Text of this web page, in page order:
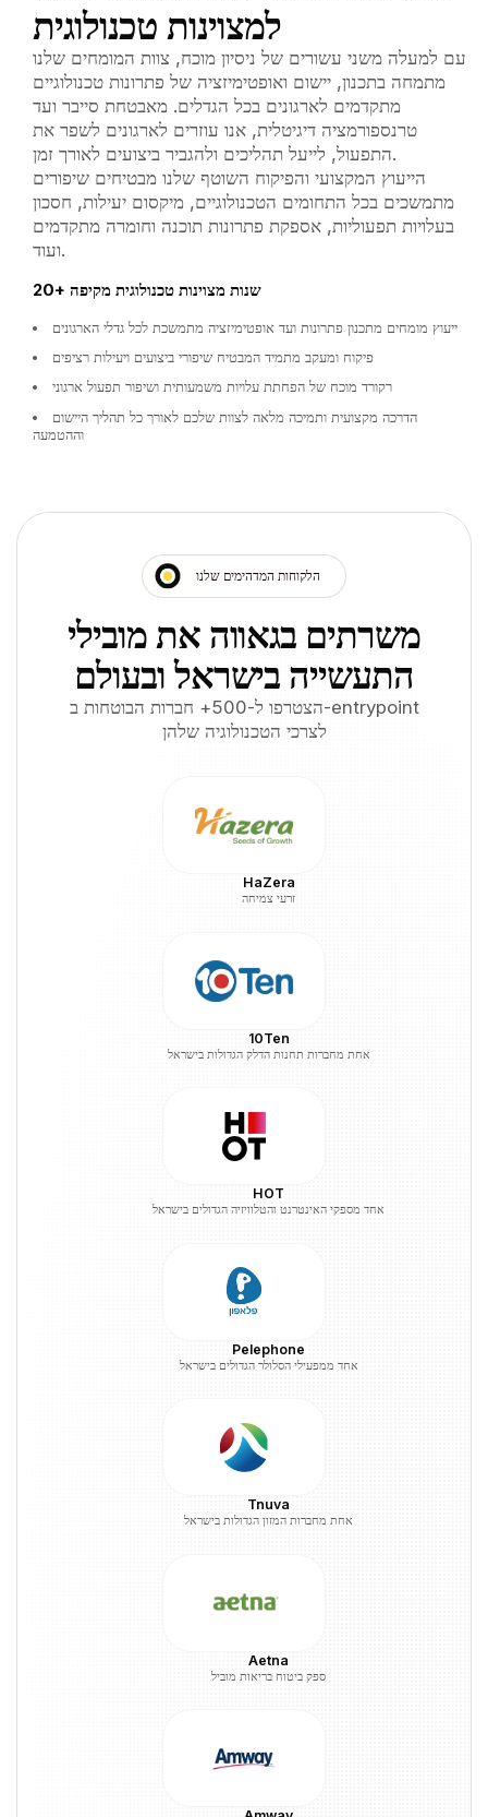
למצוינות טכנולוגית
עם למעלה משני עשורים של ניסיון מוכח, צוות המומחים שלנו
מתמחה בתכנון, יישום ואופטימיזציה של פתרונות טכנולוגיים
מתקדמים לארגונים בכל הגדלים. מאבטחת סייבר ועד
טרנספורמציה דיגיטלית, אנו עוזרים לארגונים לשפר את
התפעול, לייעל תהליכים ולהגביר ביצועים לאורך זמן.
הייעוץ המקצועי והפיקוח השוטף שלנו מבטיחים שיפורים
מתמשכים בכל התחומים הטכנולוגיים, מיקסום יעילות, חסכון
בעלויות תפעוליות, אספקת פתרונות תוכנה וחומרה מתקדמים
ועוד.
20+ שנות מצוינות טכנולוגית מקיפה
ייעוץ מומחים מתכנון פתרונות ועד אופטימיזציה מתמשכת לכל גדלי הארגונים
פיקוח ומעקב מתמיד המבטיח שיפורי ביצועים ויעילות רציפים
רקורד מוכח של הפחתת עלויות משמעותית ושיפור תפעול ארגוני
הדרכה מקצועית ותמיכה מלאה לצוות שלכם לאורך כל תהליך היישום
וההטמעה
הלקוחות המדהימים שלנו
משרתים בגאווה את מובילי
התעשייה בישראל ובעולם
הצטרפו ל-500+ חברות הבוטחות ב-entrypoint
לצרכי הטכנולוגיה שלהן
HaZera
זרעי צמיחה
10Ten
אחת מחברות תחנות הדלק הגדולות בישראל
HOT
אחד מספקי האינטרנט והטלוויזיה הגדולים בישראל
Pelephone
אחד ממפעילי הסלולר הגדולים בישראל
Tnuva
אחת מחברות המזון הגדולות בישראל
Aetna
ספק ביטוח בריאות מוביל